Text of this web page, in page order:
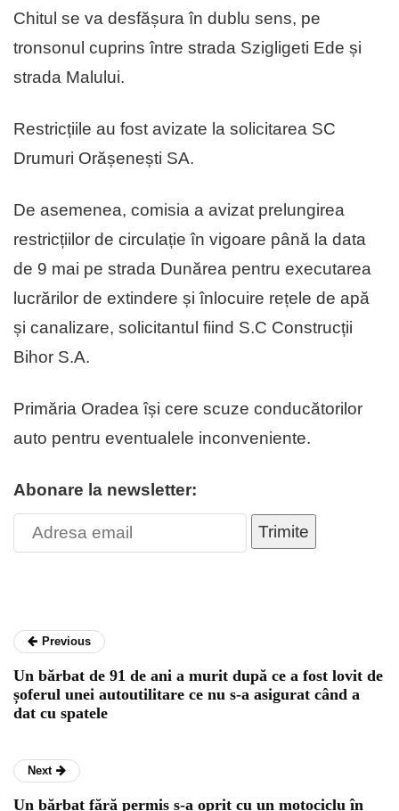
Chitul se va desfășura în dublu sens, pe
tronsonul cuprins între strada Szigligeti Ede și
strada Malului.
Restricțiile au fost avizate la solicitarea SC
Drumuri Orășenești SA.
De asemenea, comisia a avizat prelungirea
restricțiilor de circulație în vigoare până la data
de 9 mai pe strada Dunărea pentru executarea
lucrărilor de extindere și înlocuire rețele de apă
și canalizare, solicitantul fiind S.C Construcții
Bihor S.A.
Primăria Oradea își cere scuze conducătorilor
auto pentru eventualele inconveniente.
Abonare la newsletter:
Trimite
Previous
Un bărbat de 91 de ani a murit după ce a fost lovit de
șoferul unei autoutilitare ce nu s-a asigurat când a
dat cu spatele
Next
Un bărbat fără permis s-a oprit cu un motociclu în